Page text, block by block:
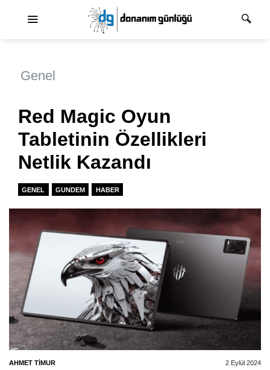
Genel
Red Magic Oyun
Tabletinin Özellikleri
Netlik Kazandı
GENEL GUNDEM HABER
AHMET TIMUR 2 Eylül 2024